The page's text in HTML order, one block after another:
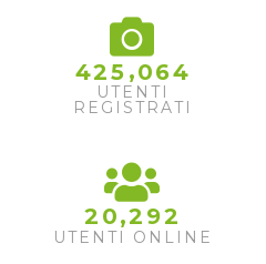
425 ,064
UTENTI
REGISTRATI
2 0,2 92
UTENTI ONLINE